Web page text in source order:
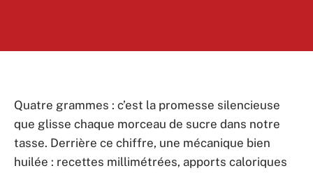
Quatre grammes : c’est la promesse silencieuse
que glisse chaque morceau de sucre dans notre
tasse. Derrière ce chiffre, une mécanique bien
huilée : recettes millimétrées, apports caloriques